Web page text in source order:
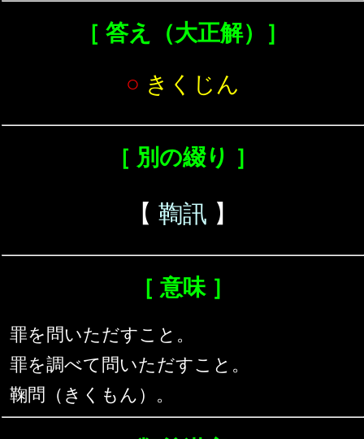
［ 答え（大正解）］
○ きくじん
［ 別の綴り ］
【 鞫訊 】
［ 意味 ］
罪を問いただすこと。
罪を調べて問いただすこと。
鞠問（きくもん）。